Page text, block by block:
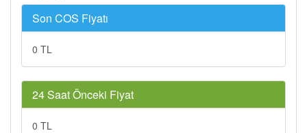
Son COS Fiyatı
0 TL
24 Saat Önceki Fiyat
0 TL